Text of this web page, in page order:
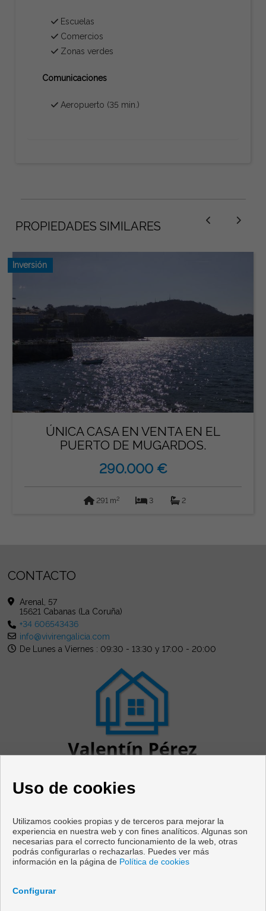
Escuelas
Comercios
Zonas verdes
Comunicaciones
Aeropuerto (35 min.)
PROPIEDADES SIMILARES
Inversión
ÚNICA CASA EN VENTA EN EL
PUERTO DE MUGARDOS.
290.000 €
291 m2 3 2
CONTACTO
Arenal, 57
15621 Cabanas (La Coruña)
+34 606543436
info@vivirengalicia.com
De Lunes a Viernes : 09:30 - 13:30 y 17:00 - 20:00
Pisos y casas en venta en Cabanas
Uso de cookies
Utilizamos cookies propias y de terceros para mejorar la
experiencia en nuestra web y con fines analíticos. Algunas son
necesarias para el correcto funcionamiento de la web, otras
podrás configurarlas o rechazarlas. Puedes ver más
información en la página de Política de cookies
Configurar